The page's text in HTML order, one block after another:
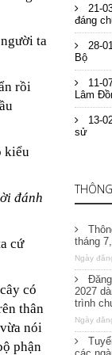
ta
rồi
kiểu
đánh
cứ
có
thân
nói
phận
21-
đáng
28-
Bộ
11-
Lâm
13-
sử
tháng
Ngày
2027
trình
Ngày